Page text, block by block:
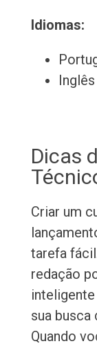
Idiomas:
Dicas
Criar um
tarefa
redação
sua
Quando